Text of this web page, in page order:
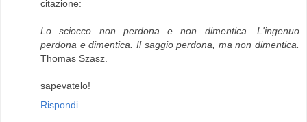
citazione:
Lo sciocco non perdona e non dimentica. L'ingenuo
perdona e dimentica. Il saggio perdona, ma non dimentica.
Thomas Szasz.
sapevatelo!
Rispondi